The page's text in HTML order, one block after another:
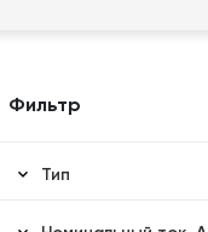
Фильтр
Тип